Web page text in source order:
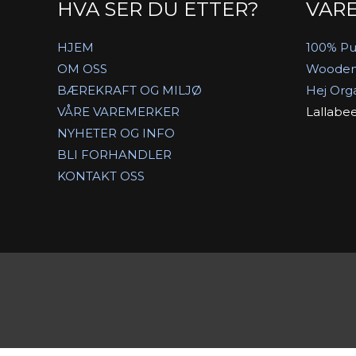
HVA SER DU ETTER?
HJEM
OM OSS
BÆREKRAFT OG MILJØ
VÅRE VAREMERKER
NYHETER OG INFO
BLI FORHANDLER
KONTAKT OSS
100%
Hej